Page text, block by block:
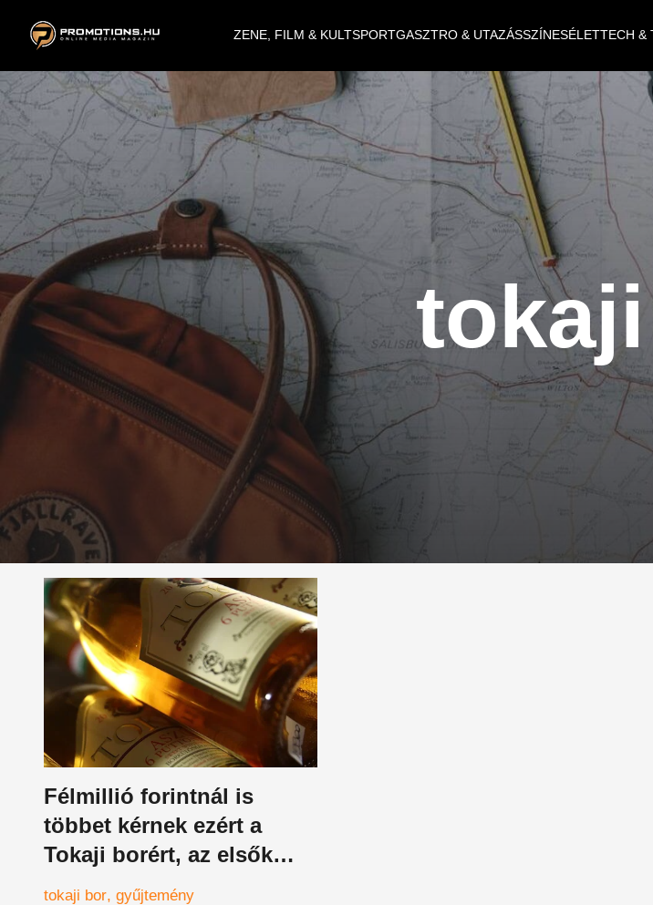
ZENE, FILM & KULTSPORTGASZTRO & UTAZÁSSZÍNESÉLETTECH &
Félmillió forintnál is
többet kérnek ezért a
Tokaji borért, az elsők
közül való
tokaji bor gyűjtemény